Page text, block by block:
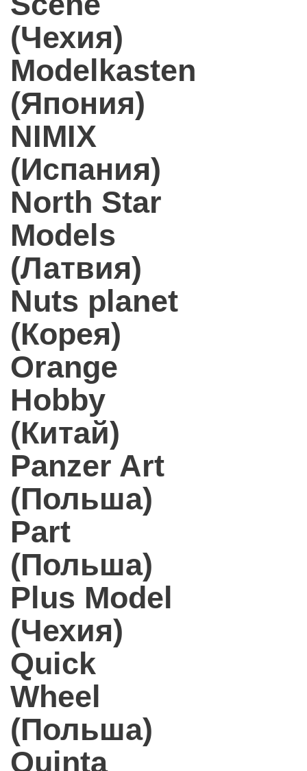
(Чехия)
Modelkasten
(Япония)
NIMIX
(Испания)
North Star
Models
(Латвия)
Nuts planet
(Корея)
Orange
Hobby
(Китай)
Panzer Art
(Польша)
Part
(Польша)
Plus Model
(Чехия)
Quick
Wheel
(Польша)
Quinta